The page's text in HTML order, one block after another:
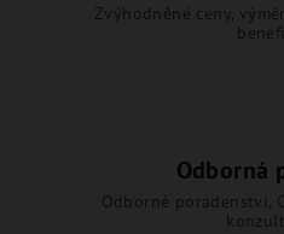
Zvýhodněné ceny,
Odborná
Odborné poradenství,